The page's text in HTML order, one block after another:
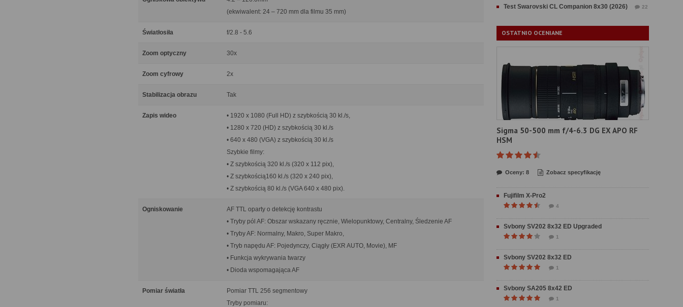
(ekwiwalent: 24 – 720 mm dla filmu 35 mm)
Światłosiła f/2.8 - 5.6
Zoom optyczny 30x
Zoom cyfrowy 2x
Stabilizacja obrazu Tak
Zapis wideo
• 1920 x 1080 (Full HD) z szybkością 30 kl./s,
• 1280 x 720 (HD) z szybkością 30 kl./s
• 640 x 480 (VGA) z szybkością 30 kl./s
Szybkie filmy:
• Z szybkością 320 kl./s (320 x 112 pix),
• Z szybkością160 kl./s (320 x 240 pix),
• Z szybkością 80 kl./s (VGA 640 x 480 pix).
Ogniskowanie
AF TTL oparty o detekcję kontrastu
• Tryby pól AF: Obszar wskazany ręcznie, Wielopunktowy, Centralny, Śledzenie AF
• Tryby AF: Normalny, Makro, Super Makro,
• Tryb napędu AF: Pojedynczy, Ciągły (EXR AUTO, Movie), MF
• Funkcja wykrywania twarzy
• Dioda wspomagająca AF
Pomiar światła
Pomiar TTL 256 segmentowy
Tryby pomiaru:
Test Swarovski CL Companion 8x30 (2026) 22
OSTATNIO OCENIANE
Sigma 50-500 mm f/4-6.3 DG EX APO RF
HSM
Oceny: 8 Zobacz specyfikację
Fujifilm X-Pro2
4
Svbony SV202 8x32 ED Upgraded
1
Svbony SV202 8x32 ED
1
Svbony SA205 8x42 ED
1